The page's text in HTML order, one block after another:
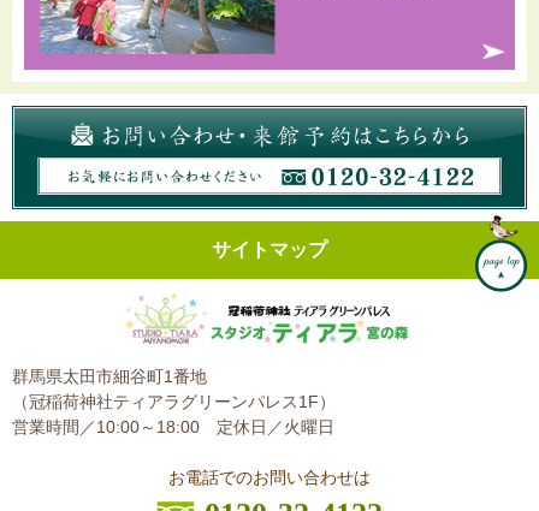
サイトマップ
群馬県太田市細谷町1番地
（冠稲荷神社ティアラグリーンパレス1F）
営業時間／10:00～18:00 定休日／火曜日
お電話でのお問い合わせは